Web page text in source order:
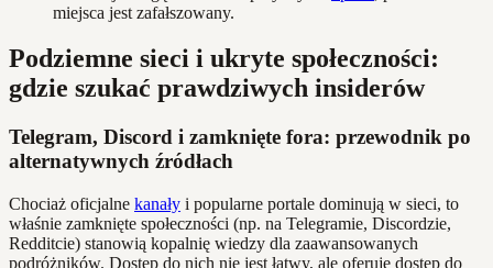
miejsca jest zafałszowany.
Podziemne sieci i ukryte społeczności:
gdzie szukać prawdziwych insiderów
Telegram, Discord i zamknięte fora: przewodnik po
alternatywnych źródłach
Chociaż oficjalne kanały i popularne portale dominują w sieci, to
właśnie zamknięte społeczności (np. na Telegramie, Discordzie,
Redditcie) stanowią kopalnię wiedzy dla zaawansowanych
podróżników. Dostęp do nich nie jest łatwy, ale oferuje dostęp do